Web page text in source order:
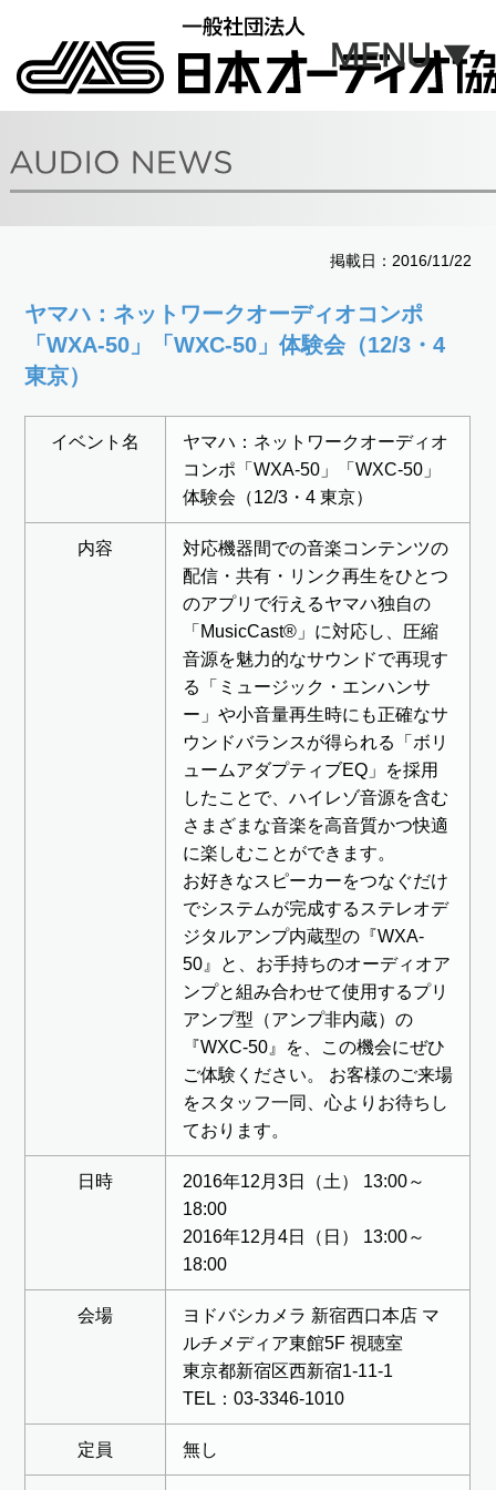
掲載日：2016/11/22
ヤマハ：ネットワークオーディオコンポ
「WXA-50」「WXC-50」体験会（12/3・4
東京）
イベント名
ヤマハ：ネットワークオーディオ
コンポ「WXA-50」「WXC-50」
体験会（12/3・4 東京）
内容
対応機器間での音楽コンテンツの
配信・共有・リンク再生をひとつ
のアプリで行えるヤマハ独自の
「MusicCast®」に対応し、圧縮
音源を魅力的なサウンドで再現す
る「ミュージック・エンハンサ
ー」や小音量再生時にも正確なサ
ウンドバランスが得られる「ボリ
ュームアダプティブEQ」を採用
したことで、ハイレゾ音源を含む
さまざまな音楽を高音質かつ快適
に楽しむことができます。
お好きなスピーカーをつなぐだけ
でシステムが完成するステレオデ
ジタルアンプ内蔵型の『WXA-
50』と、お手持ちのオーディオア
ンプと組み合わせて使用するプリ
アンプ型（アンプ非内蔵）の
『WXC-50』を、この機会にぜひ
ご体験ください。 お客様のご来場
をスタッフ一同、心よりお待ちし
ております。
日時
2016年12月3日（土） 13:00～
18:00
2016年12月4日（日） 13:00～
18:00
会場
ヨドバシカメラ 新宿西口本店 マ
ルチメディア東館5F 視聴室
東京都新宿区西新宿1-11-1
TEL：03-3346-1010
定員 無し